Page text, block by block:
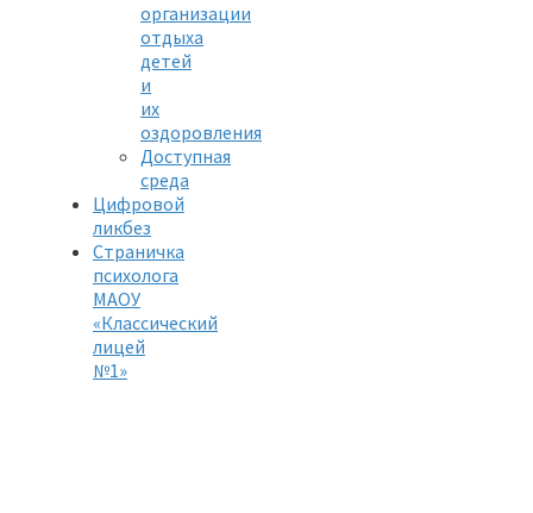
организации
отдыха
детей
и
их
оздоровления
Доступная
среда
Цифровой
ликбез
Страничка
психолога
МАОУ
«Классический
лицей
№1»